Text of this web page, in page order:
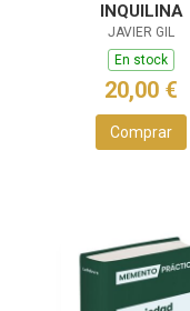
INQUILINA
JAVIER GIL
En stock
20,00 €
Comprar